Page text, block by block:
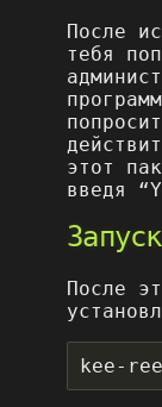
После
тебя
этот
введя
После